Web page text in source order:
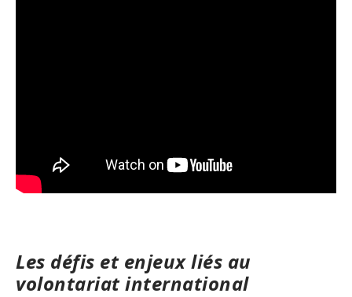
Les défis et enjeux liés au
volontariat international